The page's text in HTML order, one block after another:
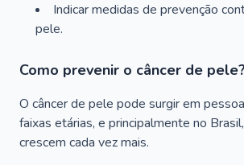
Indicar medidas de prevenção
pele.
Como prevenir o câncer de
O câncer de pele pode surgir em
faixas etárias, e principalmente no
crescem cada vez mais.